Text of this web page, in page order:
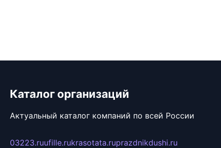
Каталог организаций
Актуальный каталог компаний по всей России
03223.ruufille.rukrasotata.ruprazdnikdushi.ru